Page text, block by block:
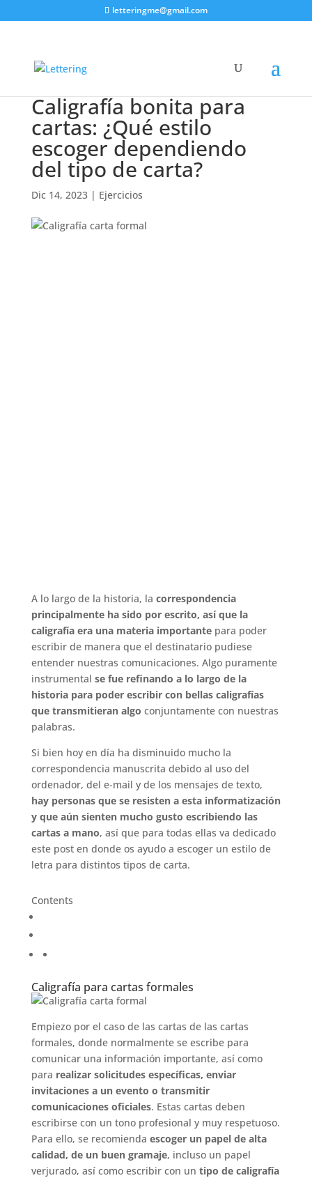
letteringme@gmail.com
Caligrafía bonita para
cartas: ¿Qué estilo
escoger dependiendo
del tipo de carta?
Dic 14, 2023| Ejercicios
A lo largo de la historia, la correspondencia
principalmente ha sido por escrito, así que la
caligrafía era una materia importantepara poder
escribir de manera que el destinatario pudiese
entender nuestras comunicaciones. Algo puramente
instrumental se fue refinando a lo largo de la
historia para poder escribir con bellas caligrafías
que transmitieran algo conjuntamente con nuestras
palabras.
Si bien hoy en día ha disminuido mucho la
correspondencia manuscrita debido al uso del
ordenador, del e-mail y de los mensajes de texto,
hay personas que se resisten a esta informatización
y que aún sienten mucho gusto escribiendo las
cartas a mano, así que para todas ellas va dedicado
este post en donde os ayudo a escoger un estilo de
letra para distintos tipos de carta.
Contents
Caligrafía para cartas formales
Empiezo por el caso de las cartas de las cartas
formales, donde normalmente se escribe para
comunicar una información importante, así como
para realizar solicitudes específicas, enviar
invitaciones a un evento o transmitir
comunicaciones oficiales. Estas cartas deben
escribirse con un tono profesional y muy respetuoso.
Para ello, se recomienda escoger un papel de alta
calidad, de un buen gramaje, incluso un papel
verjurado, así como escribir con un tipo de caligrafía